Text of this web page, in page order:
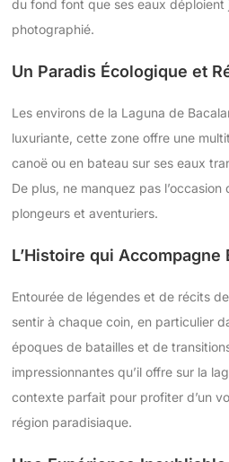
du fond font que ses eaux déploient
photographié.
Un Paradis Écologique et
Les environs de la Laguna de
luxuriante, cette zone offre une
canoë ou en bateau sur ses eaux
De plus, ne manquez pas
plongeurs et aventuriers.
L’Histoire qui Accompagne
Entourée de légendes et de récits
sentir à chaque coin, en particulier
époques de batailles et de
impressionnantes qu’il offre sur la
contexte parfait pour profiter d’un
région paradisiaque.